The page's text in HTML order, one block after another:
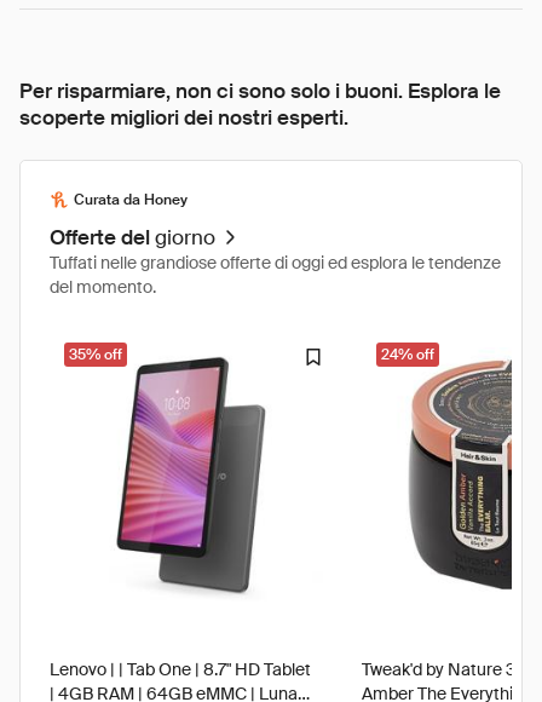
Per risparmiare, non ci sono solo i buoni. Esplora le
scoperte migliori dei nostri esperti.
Curata da Honey
Offerte delgiorno
Tuffati nelle grandiose offerte di oggi ed esplora le tendenze
del momento.
35% off
Lenovo | | Tab One | 8.7" HD Tablet
| 4GB RAM | 64GB eMMC | Luna
24% off
Tweak'd by Nature 3
Amber The Everything